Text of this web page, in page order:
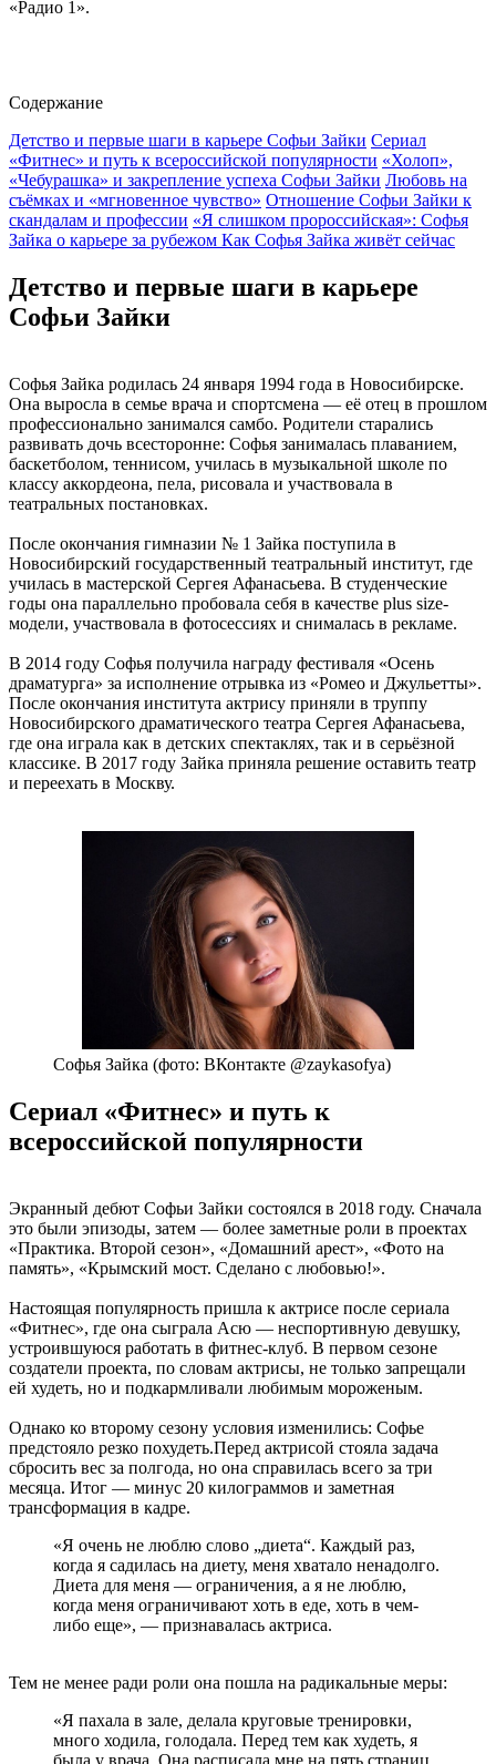
«Радио 1».
Содержание
Детство и первые шаги в карьере Софьи Зайки Сериал
«Фитнес» и путь к всероссийской популярности «Холоп»,
«Чебурашка» и закрепление успеха Софьи Зайки Любовь на
съёмках и «мгновенное чувство» Отношение Софьи Зайки к
скандалам и профессии «Я слишком пророссийская»: Софья
Зайка о карьере за рубежом Как Софья Зайка живёт сейчас
Детство и первые шаги в карьере
Софьи Зайки
Софья Зайка родилась 24 января 1994 года в Новосибирске.
Она выросла в семье врача и спортсмена — её отец в прошлом
профессионально занимался самбо. Родители старались
развивать дочь всесторонне: Софья занималась плаванием,
баскетболом, теннисом, училась в музыкальной школе по
классу аккордеона, пела, рисовала и участвовала в
театральных постановках.
После окончания гимназии № 1 Зайка поступила в
Новосибирский государственный театральный институт, где
училась в мастерской Сергея Афанасьева. В студенческие
годы она параллельно пробовала себя в качестве plus size-
модели, участвовала в фотосессиях и снималась в рекламе.
В 2014 году Софья получила награду фестиваля «Осень
драматурга» за исполнение отрывка из «Ромео и Джульетты».
После окончания института актрису приняли в труппу
Новосибирского драматического театра Сергея Афанасьева,
где она играла как в детских спектаклях, так и в серьёзной
классике. В 2017 году Зайка приняла решение оставить театр
и переехать в Москву.
Софья Зайка (фото: ВКонтакте @zaykasofya)
Сериал «Фитнес» и путь к
всероссийской популярности
Экранный дебют Софьи Зайки состоялся в 2018 году. Сначала
это были эпизоды, затем — более заметные роли в проектах
«Практика. Второй сезон», «Домашний арест», «Фото на
память», «Крымский мост. Сделано с любовью!».
Настоящая популярность пришла к актрисе после сериала
«Фитнес», где она сыграла Асю — неспортивную девушку,
устроившуюся работать в фитнес-клуб. В первом сезоне
создатели проекта, по словам актрисы, не только запрещали
ей худеть, но и подкармливали любимым мороженым.
Однако ко второму сезону условия изменились: Софье
предстояло резко похудеть.Перед актрисой стояла задача
сбросить вес за полгода, но она справилась всего за три
месяца. Итог — минус 20 килограммов и заметная
трансформация в кадре.
«Я очень не люблю слово „диета“. Каждый раз,
когда я садилась на диету, меня хватало ненадолго.
Диета для меня — ограничения, а я не люблю,
когда меня ограничивают хоть в еде, хоть в чем-
либо еще», — признавалась актриса.
Тем не менее ради роли она пошла на радикальные меры:
«Я пахала в зале, делала круговые тренировки,
много ходила, голодала. Перед тем как худеть, я
была у врача. Она расписала мне на пять страниц,